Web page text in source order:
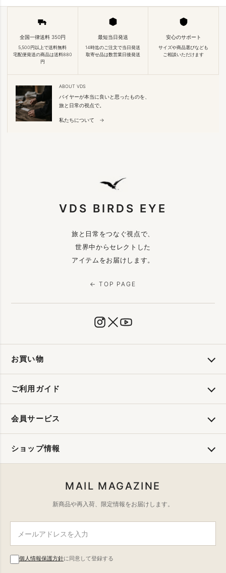
全国一律送料 350円
5,500円以上で送料無料
宅配便発送の商品は送料880
円
最短当日発送
14時迄のご注文で当日発送
取寄せ品は数営業日後発送
安心のサポート
サイズや商品選びなども
ご相談いただけます
ABOUT VDS
バイヤーが本当に良いと思ったものを、
旅と日常の視点で。
私たちについて →
VDS BIRDS EYE
旅と日常をつなぐ視点で、
世界中からセレクトした
アイテムをお届けします。
← TOP PAGE
お買い物
ご利用ガイド
会員サービス
ショップ情報
MAIL MAGAZINE
新商品や再入荷、限定情報をお届けします。
個人情報保護方針に同意して登録する